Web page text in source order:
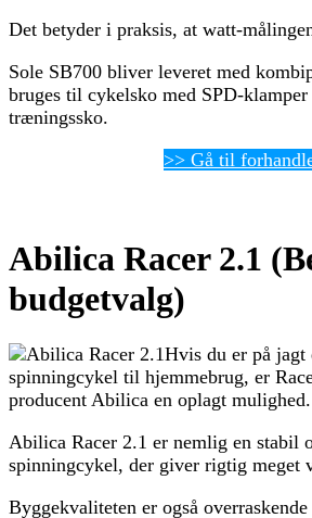
Det betyder i praksis, at watt-
Sole SB700 bliver leveret med
bruges til cykelsko med SPD-
træningssko.
>> Gå til
Abilica Racer 2.1
budgetvalg)
Hvis du er på
spinningcykel til hjemmebrug, er
producent Abilica en oplagt mulighed.
Abilica Racer 2.1 er nemlig en stabil
spinningcykel, der giver rigtig meget
Byggekvaliteten er også